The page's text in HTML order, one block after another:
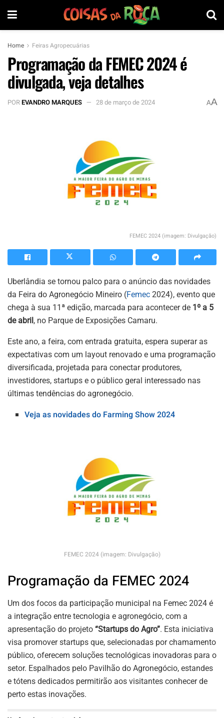
Home Feiras Agropecuárias
Programação da FEMEC 2024 é
divulgada, veja detalhes
POREVANDRO MARQUES 28 de março de 2024 AA
FEMEC 2024 (imagem: Divulgação)
Uberlândia se tornou palco para o anúncio das novidades
da Feira do Agronegócio Mineiro (Femec 2024), evento que
chega à sua 11ª edição, marcada para acontecer de 1º a 5
de abril, no Parque de Exposições Camaru.
Este ano, a feira, com entrada gratuita, espera superar as
expectativas com um layout renovado e uma programação
diversificada, projetada para conectar produtores,
investidores, startups e o público geral interessado nas
últimas tendências do agronegócio.
Veja as novidades do Farming Show 2024
FEMEC 2024 (imagem: Divulgação)
Programação da FEMEC 2024
Um dos focos da participação municipal na Femec 2024 é
a integração entre tecnologia e agronegócio, com a
apresentação do projeto “Startups do Agro”. Esta iniciativa
visa promover startups que, selecionadas por chamamento
público, oferecem soluções tecnológicas inovadoras para o
setor. Espalhados pelo Pavilhão do Agronegócio, estandes
e tótens dedicados permitirão aos visitantes conhecer de
perto estas inovações.